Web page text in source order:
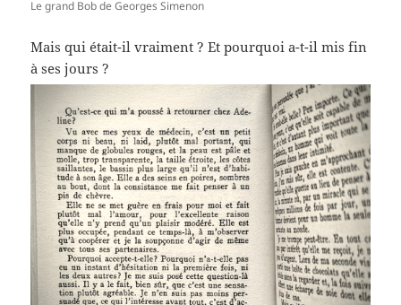
Le grand Bob de Georges Simenon
Mais qui était-il vraiment ? Et pourquoi a-t-il mis fin
à ses jours ?